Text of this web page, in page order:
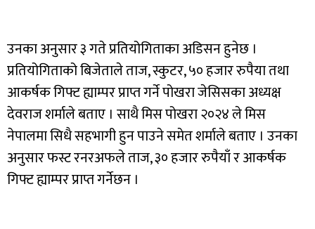
उनका अनुसार ३ गते प्रतियोगिताका अडिसन हुनेछ ।
प्रतियोगिताको बिजेताले ताज, स्कुटर, ५० हजार रुपैया तथा
आकर्षक गिफ्ट ह्याम्पर प्राप्त गर्ने पोखरा जेसिसका अध्यक्ष
देवराज शर्माले बताए । साथै मिस पोखरा २०२४ ले मिस
नेपालमा सिधै सहभागी हुन पाउने समेत शर्माले बताए । उनका
अनुसार फस्ट रनरअफले ताज, ३० हजार रुपैयाँ र आकर्षक
गिफ्ट ह्याम्पर प्राप्त गर्नेछन ।